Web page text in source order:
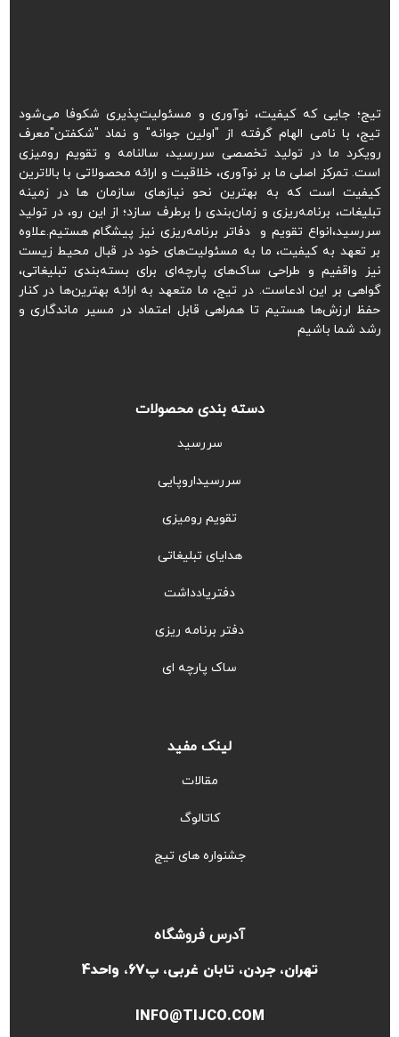
تیج؛ جایی که کیفیت، نوآوری و مسئولیت‌پذیری شکوفا می‌شود
تیج، با نامی الهام گرفته از "اولین جوانه" و نماد "شکفتن"معرف
رویکرد ما در تولید تخصصی سررسید، سالنامه و تقویم رومیزی
است. تمرکز اصلی ما بر نوآوری، خلاقیت و ارائه محصولاتی با بالاترین
کیفیت است که به بهترین نحو نیازهای سازمان ها در زمینه
تبلیغات، برنامه‌ریزی و زمان‌بندی را برطرف سازد؛ از این رو، در تولید
سررسید،انواع تقویم و دفاتر برنامه‌ریزی نیز پیشگام هستیم.علاوه
بر تعهد به کیفیت، ما به مسئولیت‌های خود در قبال محیط زیست
نیز واقفیم و طراحی ساک‌های پارچه‌ای برای بسته‌بندی تبلیغاتی،
گواهی بر این ادعاست. در تیج، ما متعهد به ارائه بهترین‌ها در کنار
حفظ ارزش‌ها هستیم تا همراهی قابل اعتماد در مسیر ماندگاری و
رشد شما باشیم
دسته بندی محصولات
سررسید
سررسیداروپایی
تقویم رومیزی
هدایای تبلیغاتی
دفتریادداشت
دفتر برنامه ریزی
ساک پارچه ای
لینک مفید
مقالات
کاتالوگ
جشنواره های تیج
آدرس فروشگاه
تهران، جردن، تابان غربی، پ67، واحد4
INFO@TIJCO.COM